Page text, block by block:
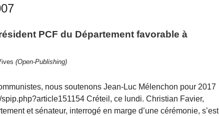
PCF du Département favorable à
(Open-Publishing)
nous soutenons Jean-Luc Mélenchon pour 2017
Créteil, ce lundi. Christian Favier,
et sénateur, interrogé en marge d’une cérémonie, s’est